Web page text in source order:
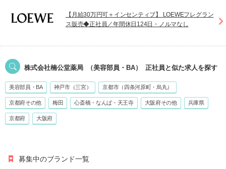
【月給30万円可＋インセンティブ】 LOEWEフレグラン
ス販売◆正社員／年間休日124日・ノルマなし
株式会社楠公堂薬局 （美容部員・BA） 正社員 と似た求人を探す
美容部員・BA 神戸市（三宮） 京都市（四条河原町・烏丸）
京都府その他 梅田 心斎橋・なんば・天王寺 大阪府その他 兵庫県
京都府 大阪府
募集中のブランド一覧